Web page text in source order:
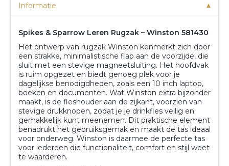
Informatie
Spikes & Sparrow Leren Rugzak – Winston 581430
Het ontwerp van rugzak Winston kenmerkt zich door
een strakke, minimalistische flap aan de voorzijde, die
sluit met een stevige magneetsluiting. Het hoofdvak
is ruim opgezet en biedt genoeg plek voor je
dagelijkse benodigdheden, zoals een 10 inch laptop,
boeken en documenten. Wat Winston extra bijzonder
maakt, is de fleshouder aan de zijkant, voorzien van
stevige drukknopen, zodat je je drinkfles veilig en
gemakkelijk kunt meenemen. Dit praktische element
benadrukt het gebruiksgemak en maakt de tas ideaal
voor onderweg. Winston is daarmee de perfecte tas
voor iedereen die functionaliteit, comfort en stijl weet
te waarderen.